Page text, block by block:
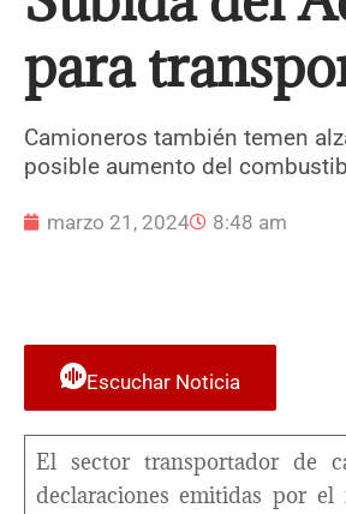
para
Camioneros también temen
posible aumento del
marzo 21, 2024 8:48 am
Escuchar Noticia
El sector transportador de
declaraciones emitidas por